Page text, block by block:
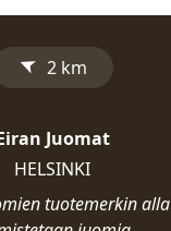
➤ 2 km
Juomat
HELSINKI
tuotemerkin alla